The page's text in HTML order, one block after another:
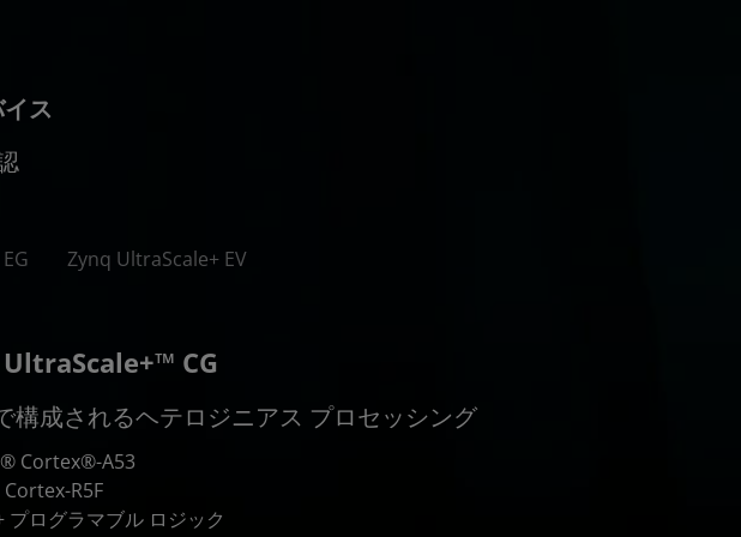
ス
Zynq UltraScale+ EV
CG
構成されるヘテロジニアス プロセッシング
Cortex®-A53
R5F
プログラマブル ロジック